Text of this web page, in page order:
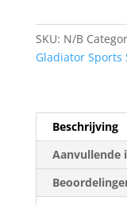
SKU: N/B
Gladiator Sports
Beschrijving
Aanvullende